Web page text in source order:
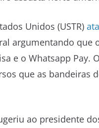
Unidos (USTR)
argumentando que
e o Whatsapp Pay.
que as bandeiras
ao presidente